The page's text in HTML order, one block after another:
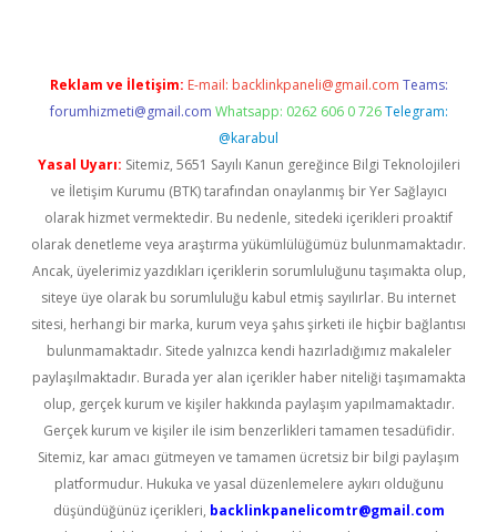
Reklam ve İletişim: E-mail: backlinkpaneli@gmail.com Teams:
forumhizmeti@gmail.com Whatsapp: 0262 606 0 726 Telegram:
@karabul
Yasal Uyarı: Sitemiz, 5651 Sayılı Kanun gereğince Bilgi Teknolojileri
ve İletişim Kurumu (BTK) tarafından onaylanmış bir Yer Sağlayıcı
olarak hizmet vermektedir. Bu nedenle, sitedeki içerikleri proaktif
olarak denetleme veya araştırma yükümlülüğümüz bulunmamaktadır.
Ancak, üyelerimiz yazdıkları içeriklerin sorumluluğunu taşımakta olup,
siteye üye olarak bu sorumluluğu kabul etmiş sayılırlar. Bu internet
sitesi, herhangi bir marka, kurum veya şahıs şirketi ile hiçbir bağlantısı
bulunmamaktadır. Sitede yalnızca kendi hazırladığımız makaleler
paylaşılmaktadır. Burada yer alan içerikler haber niteliği taşımamakta
olup, gerçek kurum ve kişiler hakkında paylaşım yapılmamaktadır.
Gerçek kurum ve kişiler ile isim benzerlikleri tamamen tesadüfidir.
Sitemiz, kar amacı gütmeyen ve tamamen ücretsiz bir bilgi paylaşım
platformudur. Hukuka ve yasal düzenlemelere aykırı olduğunu
düşündüğünüz içerikleri, backlinkpanelicomtr@gmail.com